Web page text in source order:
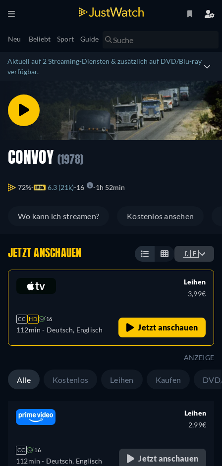
Neu Beliebt Sport Guide
Aktuell auf 2 Streaming-Diensten & zusätzlich auf DVD/Blu-ray
verfügbar.
CONVOY (1978)
72% 6.3 (21k) 16 1h 52min
Wo kann ich streamen? Kostenlos ansehen
JETZT ANSCHAUEN 🇩🇪
CC HD 16
112min - Deutsch, Englisch
Leihen
3,99€
Jetzt anschauen
ANZEIGE
Alle Kostenlos Leihen Kaufen
CC 16
112min - Deutsch, Englisch
Leihen
2,99€
Jetzt anschauen